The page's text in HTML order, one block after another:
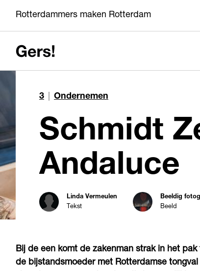
Rotterdammers maken Rotterdam
3 Ondernemen
Schmidt
Andaluce
Linda Vermeulen
Tekst
Beeldig
Beeld
Bij de een komt de zakenman strak in het
de bijstandsmoeder met Rotterdamse